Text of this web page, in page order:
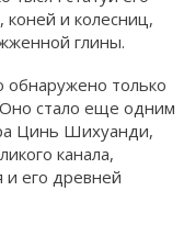
и колесниц,
глины.
обнаружено только
стало еще одним
Цинь Шихуанди,
канала,
и его древней